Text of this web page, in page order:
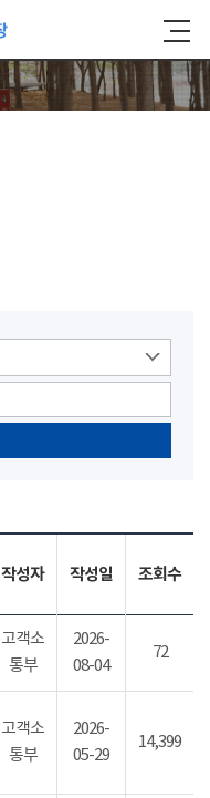
작성자 작성일 조회수
고객소
통부
2026-
08-04
72
고객소
통부
2026-
05-29
14,399